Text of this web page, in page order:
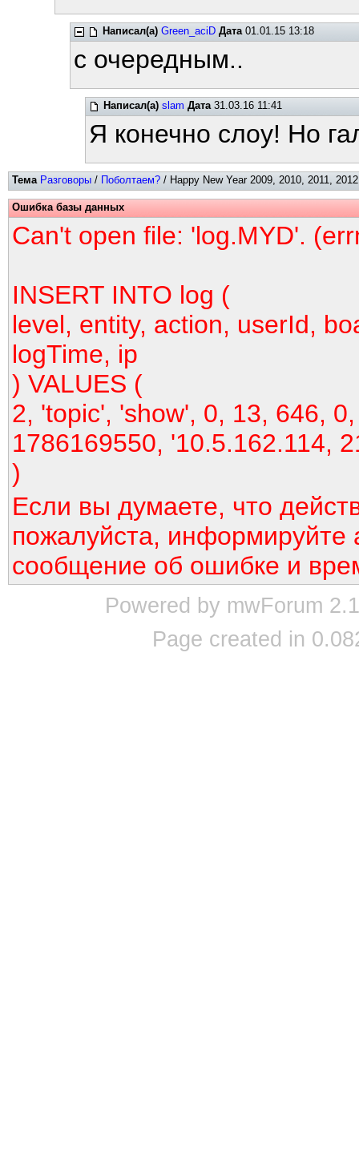
Написал(а) Green_aciD Дата01.01.15 13:18
с очередным..
Написал(а) slam Дата31.03.16 11:41
Я конечно слоу! Но
Тема Разговоры / Поболтаем? / Happy New Year 2009, 2010, 2011,
Ошибка базы данных
Can't open file: 'log.MYD'.
INSERT INTO log (
level, entity, action, userId,
logTime, ip
) VALUES (
2, 'topic', 'show', 0, 13, 646,
1786169550, '10.5.162.114,
)
Если вы думаете, что
пожалуйста, информируйте
сообщение об ошибке и
Powered by mwForum
Page created in